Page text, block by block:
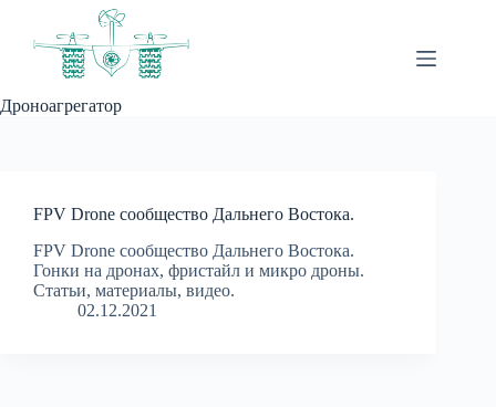
Дроноагрегатор
FPV Drone сообщество Дальнего Востока.
FPV Drone сообщество Дальнего Востока.
Гонки на дронах, фристайл и микро дроны.
Статьи, материалы, видео.
02.12.2021